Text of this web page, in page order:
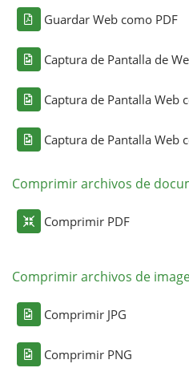
Guardar Web como PDF
Captura de Pantalla de
Captura de Pantalla Web
Captura de Pantalla Web
Comprimir archivos de
Comprimir PDF
Comprimir archivos de
Comprimir JPG
Comprimir PNG